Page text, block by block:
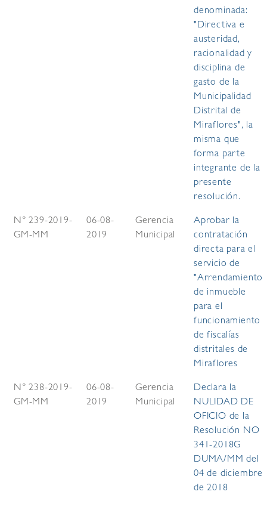
denominada:
"Directiva e
austeridad,
racionalidad y
disciplina de
gasto de la
Municipalidad
Distrital de
Miraflores", la
misma que
forma parte
integrante de la
presente
resolución.
N° 239-2019-
GM-MM
06-08-
2019
Gerencia
Municipal
Aprobar la
contratación
directa para el
servicio de
"Arrendamiento
de inmueble
para el
funcionamiento
de fiscalías
distritales de
Miraflores
N° 238-2019-
GM-MM
06-08-
2019
Gerencia
Municipal
Declara la
NULIDAD DE
OFICIO de la
Resolución NO
341-2018G
DUMA/MM del
04 de diciembre
de 2018